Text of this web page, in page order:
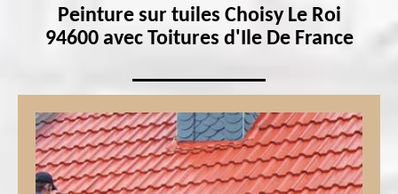
Peinture sur tuiles Choisy Le Roi
94600 avec Toitures d'Ile De France